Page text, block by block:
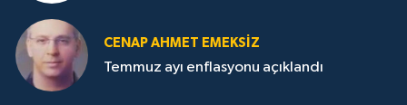
CENAP AHMET EMEKSİZ
Temmuz ayı enflasyonu açıklandı